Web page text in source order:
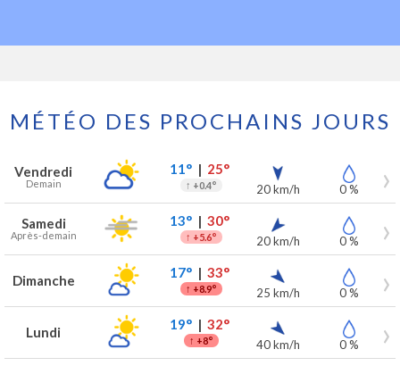
MÉTÉO DES PROCHAINS JOURS
Prévisions météo à Heppen pour les 7 prochains jours
Jour Météo Températures Vent Précipitations
Vendredi
Demain
11°| 25°
↑ +0.4° 20 km/h 0 %
Samedi
Après-demain
13°| 30°
↑ +5.6° 20 km/h 0 %
Dimanche 17°| 33°
↑ +8.9° 25 km/h 0 %
Lundi 19°| 32°
↑ +8° 40 km/h 0 %